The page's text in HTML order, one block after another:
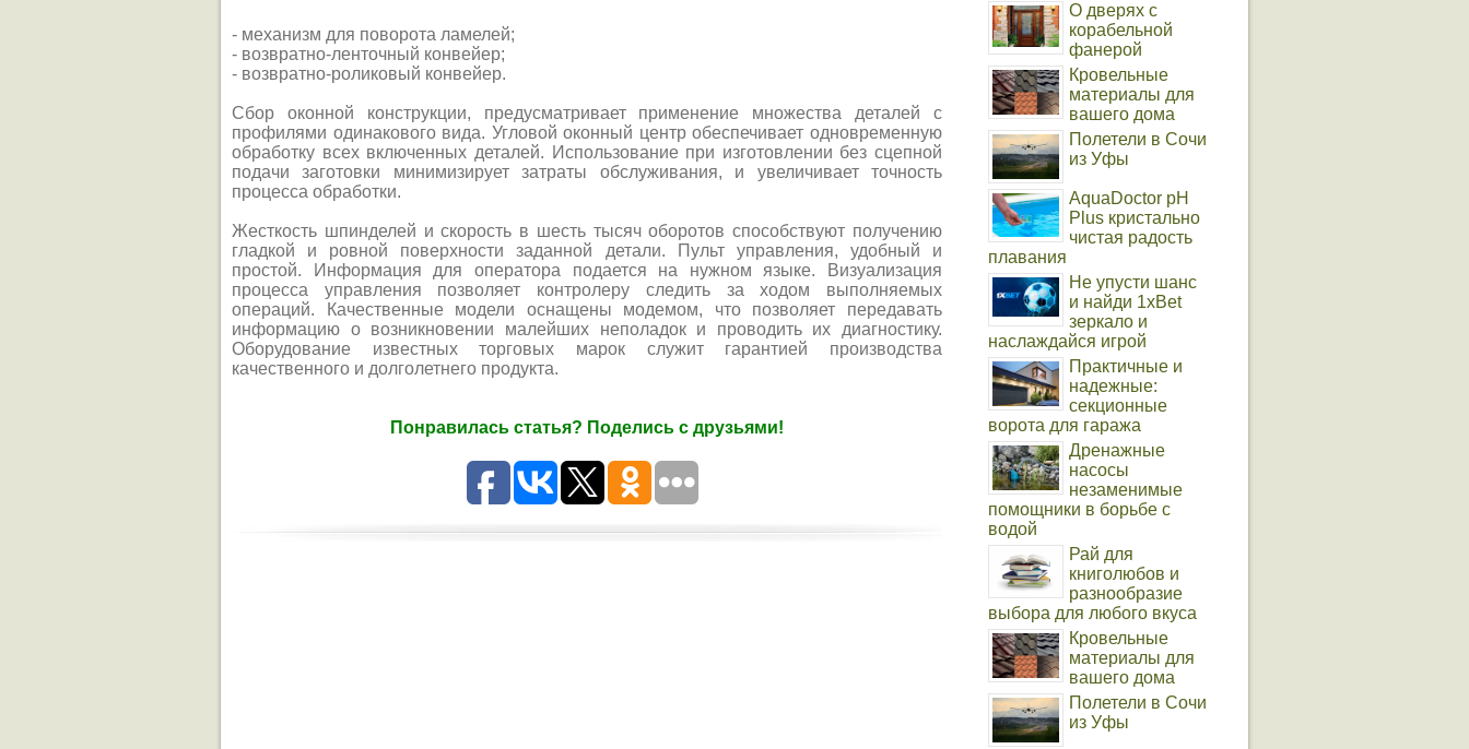
- механизм для поворота ламелей;
- возвратно-ленточный конвейер;
- возвратно-роликовый конвейер.
Сбор оконной конструкции, предусматривает применение множества деталей с
профилями одинакового вида. Угловой оконный центр обеспечивает одновременную
обработку всех включенных деталей. Использование при изготовлении без сцепной
подачи заготовки минимизирует затраты обслуживания, и увеличивает точность
процесса обработки.
Жесткость шпинделей и скорость в шесть тысяч оборотов способствуют получению
гладкой и ровной поверхности заданной детали. Пульт управления, удобный и
простой. Информация для оператора подается на нужном языке. Визуализация
процесса управления позволяет контролеру следить за ходом выполняемых
операций. Качественные модели оснащены модемом, что позволяет передавать
информацию о возникновении малейших неполадок и проводить их диагностику.
Оборудование известных торговых марок служит гарантией производства
качественного и долголетнего продукта.
Понравилась статья? Поделись с друзьями!
О дверях с
корабельной
фанерой
Кровельные
материалы для
вашего дома
Полетели в Сочи
из Уфы
AquaDoctor pH
Plus кристально
чистая радость
плавания
Не упусти шанс
и найди 1xBet
зеркало и
наслаждайся игрой
Практичные и
надежные:
секционные
ворота для гаража
Дренажные
насосы
незаменимые
помощники в борьбе с
водой
Рай для
книголюбов и
разнообразие
выбора для любого вкуса
Кровельные
материалы для
вашего дома
Полетели в Сочи
из Уфы